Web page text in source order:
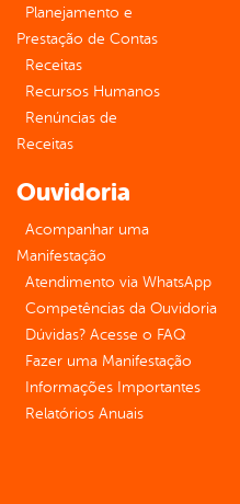
Planejamento e
Prestação de Contas
Receitas
Recursos Humanos
Renúncias de
Receitas
Ouvidoria
Acompanhar uma
Manifestação
Atendimento via WhatsApp
Competências da Ouvidoria
Dúvidas? Acesse o FAQ
Fazer uma Manifestação
Informações Importantes
Relatórios Anuais